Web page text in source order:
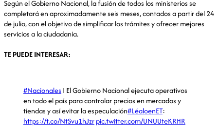
Según el Gobierno Nacional, la fusión de todos los ministerios se
completará en aproximadamente seis meses, contados a partir del 24
de julio, con el objetivo de simplificar los trámites y ofrecer mejores
servicios a la ciudadanía.
TE PUEDE INTERESAR:
#Nacionales I El Gobierno Nacional ejecuta operativos
en todo el país para controlar precios en mercados y
tiendas y así evitar la especulación#LéaloenET:
https://t.co/NtSvu1hJzrpic.twitter.com/UNUUteKRHR